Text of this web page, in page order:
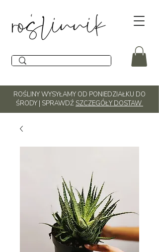
ROŚLINY WYSYŁAMY OD PONIEDZIAŁKU DO
ŚRODY | SPRAWDŹ SZCZEGÓŁY DOSTAW